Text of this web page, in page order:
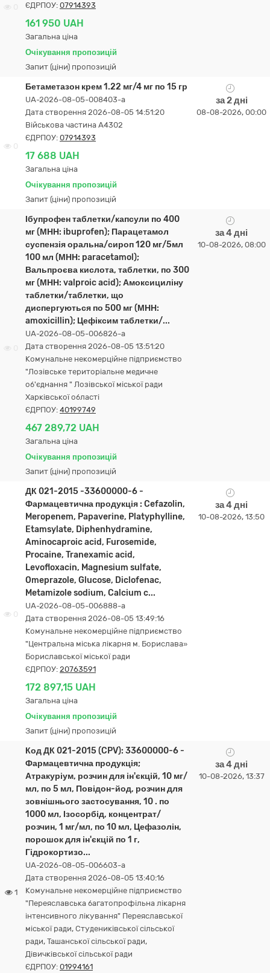
ЄДРПОУ: 07914393
161 950 UAH
Загальна ціна
Очікування пропозицій
Запит (ціни) пропозицій
0
Бетаметазон крем 1.22 мг/4 мг по 15 гр
UA-2026-08-05-008403-a
Дата створення 2026-08-05 14:51:20
Військова частина А4302
ЄДРПОУ: 07914393
17 688 UAH
Загальна ціна
Очікування пропозицій
Запит (ціни) пропозицій
за 2 дні
08-08-2026, 00:00
Ібупрофен таблетки/капсули по 400
мг (МНН: ibuprofen); Парацетамол
суспензія оральна/сироп 120 мг/5мл
100 мл (МНН: paracetamol);
Вальпроєва кислота, таблетки, по 300
мг (МНН: valproic acid); Амоксициліну
таблетки/таблетки, що
диспергуються по 500 мг (МНН:
amoxicillin); Цефіксим таблетки/...
UA-2026-08-05-006826-a
Дата створення 2026-08-05 13:51:20
Комунальне некомерційне підприємство
"Лозівське територіальне медичне
об'єднання " Лозівської міської ради
Харківської області
ЄДРПОУ: 40199749
467 289,72 UAH
Загальна ціна
Очікування пропозицій
Запит (ціни) пропозицій
за 4 дні
10-08-2026, 08:00
0
ДК 021-2015 -33600000-6 -
Фармацевтична продукція : Cefazolin,
Meropenem, Papaverine, Platyphylline,
Etamsylate, Diphenhydramine,
Aminocaproic acid, Furosemide,
Procaine, Tranexamic acid,
Levofloxacin, Magnesium sulfate,
Omeprazole, Glucose, Diclofenac,
Metamizole sodium, Calcium c...
UA-2026-08-05-006888-a
Дата створення 2026-08-05 13:49:16
Комунальне некомерційне підприємство
"Центральна міська лікарня м. Борислава»
Бориславської міської ради
ЄДРПОУ: 20763591
172 897,15 UAH
Загальна ціна
Очікування пропозицій
Запит (ціни) пропозицій
за 4 дні
10-08-2026, 13:50
1
Код ДК 021-2015 (CPV): 33600000-6 -
Фармацевтична продукція;
Атракуріум, розчин для ін'єкцій, 10 мг/
мл, по 5 мл, Повідон-йод, розчин для
зовнішнього застосування, 10 . по
1000 мл, Ізосорбід, концентрат/
розчин, 1 мг/мл, по 10 мл, Цефазолін,
порошок для ін'єкцій по 1 г,
Гідрокортизо...
UA-2026-08-05-006603-a
Дата створення 2026-08-05 13:40:16
Комунальне некомерційне підприємство
"Переяславська багатопрофільна лікарня
інтенсивного лікування" Переяславської
міської ради, Студениківської сільської
ради, Ташанської сільської ради,
Дівичківської сільської ради
ЄДРПОУ: 01994161
за 4 дні
10-08-2026, 13:37